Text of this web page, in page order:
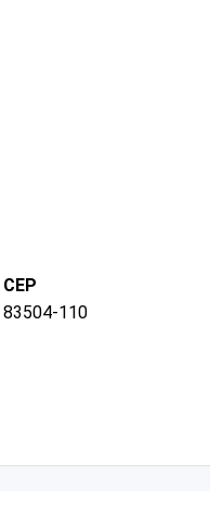
CEP
83504-110